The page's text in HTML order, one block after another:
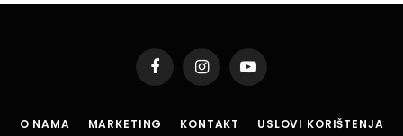
FacebookInstagramYouTube
O NAMA MARKETING KONTAKT USLOVI KORIŠTENJA